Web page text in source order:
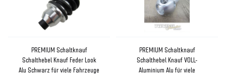
PREMIUM Schaltknauf
Schalthebel Knauf Feder Look
Alu Schwarz für viele Fahrzeuge
PREMIUM Schaltknauf
Schalthebel Knauf VOLL-
Aluminium Alu für viele